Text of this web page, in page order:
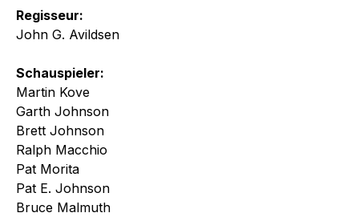
Regisseur:
John G. Avildsen
Schauspieler:
Martin Kove
Garth Johnson
Brett Johnson
Ralph Macchio
Pat Morita
Pat E. Johnson
Bruce Malmuth